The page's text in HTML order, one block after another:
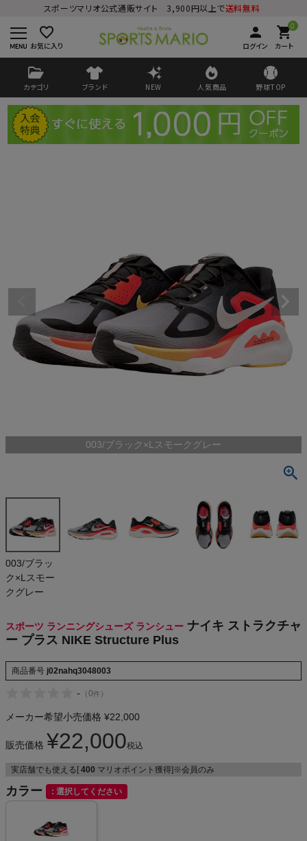
スポーツマリオ公式通販サイト 3,900円以上で送料無料
favorite_border
お気に入り
person
ログイン
0
shopping_cart
カート
カテゴリ ブランド NEW 人気商品 野球TOP
検索
商品が見つからない方はこちら
On
THE NORTH FACE
NIKE
CHUMS
もっと見る
メンズカジュアルウェア
003/ブラック×Lスモークグレー
003/ブラッ
ク×Lスモー
クグレー
スポーツ ランニングシューズ ランシュー ナイキ ストラクチャ
ー プラス NIKE Structure Plus
商品番号 j02nahq3048003
- （0件 ）
メーカー希望小売価格 ¥22,000
販売価格 ¥22,000税込
実店舗でも使える[ 400 マリオポイント獲得]※会員のみ
カラー 選択してください